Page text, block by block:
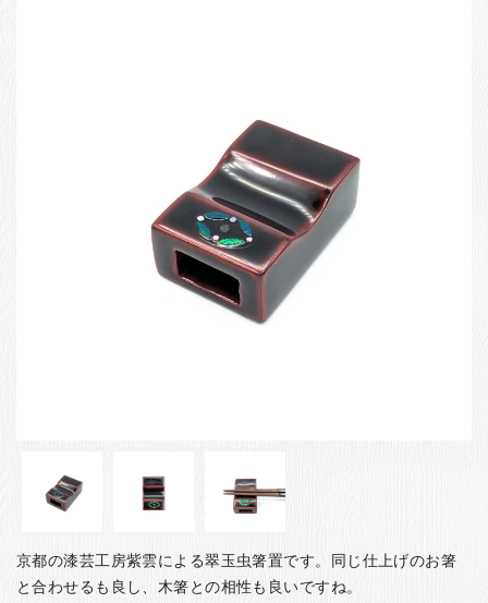
京都の漆芸工房紫雲による翠玉虫箸置です。同じ仕上げのお箸
と合わせるも良し、木箸との相性も良いですね。